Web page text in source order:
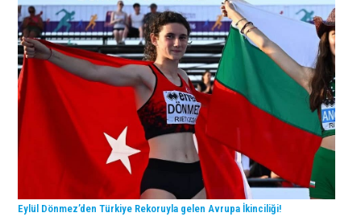
Lanlana
Tararudee!
için
Eylül Dönmez’den Türkiye Rekoruyla gelen Avrupa İkinciliği!